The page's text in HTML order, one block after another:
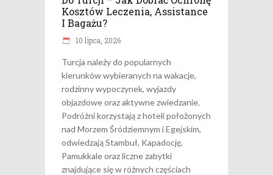
Kosztów Leczenia, Assistance
I Bagażu?
10 lipca, 2026
Turcja należy do popularnych
kierunków wybieranych na wakacje,
rodzinny wypoczynek, wyjazdy
objazdowe oraz aktywne zwiedzanie.
Podróżni korzystają z hoteli położonych
nad Morzem Śródziemnym i Egejskim,
odwiedzają Stambuł, Kapadocję,
Pamukkale oraz liczne zabytki
znajdujące się w różnych częściach